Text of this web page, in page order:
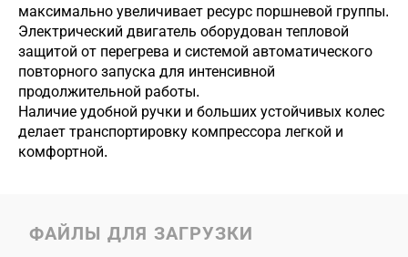
максимально увеличивает ресурс поршневой группы.
Электрический двигатель оборудован тепловой
защитой от перегрева и системой автоматического
повторного запуска для интенсивной
продолжительной работы.
Наличие удобной ручки и больших устойчивых колес
делает транспортировку компрессора легкой и
комфортной.
ФАЙЛЫ ДЛЯ ЗАГРУЗКИ